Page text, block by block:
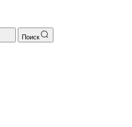
Поиск